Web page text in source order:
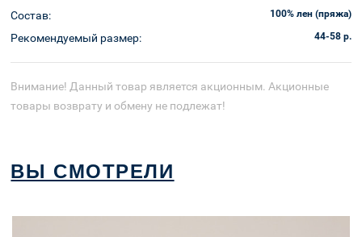
Состав: 100% лен (пряжа)
Рекомендуемый размер: 44-58 р.
Внимание! Данный товар является акционным. Акционные
товары возврату и обмену не подлежат!
ВЫ СМОТРЕЛИ